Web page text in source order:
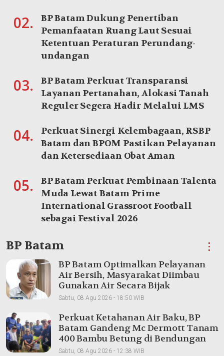
02.
BP Batam Dukung Penertiban
Pemanfaatan Ruang Laut Sesuai
Ketentuan Peraturan Perundang-
undangan
03.
BP Batam Perkuat Transparansi
Layanan Pertanahan, Alokasi Tanah
Reguler Segera Hadir Melalui LMS
04.
Perkuat Sinergi Kelembagaan, RSBP
Batam dan BPOM Pastikan Pelayanan
dan Ketersediaan Obat Aman
05.
BP Batam Perkuat Pembinaan Talenta
Muda Lewat Batam Prime
International Grassroot Football
sebagai Festival 2026
BP Batam ⋮
BP Batam Optimalkan Pelayanan
Air Bersih, Masyarakat Diimbau
Gunakan Air Secara Bijak
Sabtu, 08 Agu 2026 - 18:50 WIB
Perkuat Ketahanan Air Baku, BP
Batam Gandeng Mc Dermott Tanam
400 Bambu Betung di Bendungan
Sei Nongsa
Sabtu, 08 Agu 2026 - 12:38 WIB